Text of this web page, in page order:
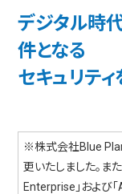
デジタル時
件となる
セキュリテ
※株式会社Blue
更いたしました。ま
Enterprise」および